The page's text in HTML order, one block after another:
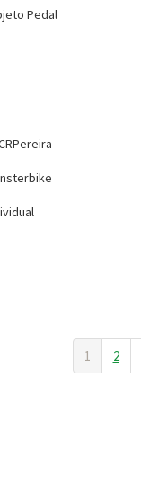
Pedal
1 2